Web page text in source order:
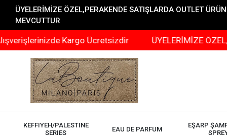
ÜYELERİMİZE ÖZEL,PERAKENDE SATIŞLARDA OUTLET
MEVCUTTUR
Kargo Ücretsizdir ÜYELERİMİZE
KEFFIYEH/PALESTINE
SERIES
EAU DE PARFUM
EŞARP